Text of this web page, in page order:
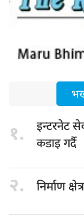
१. इन्टरनेट
कडाइ गर्दै
२. निर्माण